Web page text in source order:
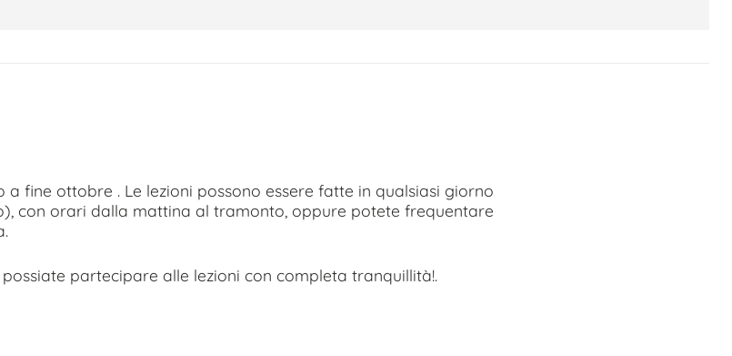
a fine ottobre . Le lezioni possono essere fatte in qualsiasi giorno
con orari dalla mattina al tramonto, oppure potete frequentare
partecipare alle lezioni con completa tranquillità!.